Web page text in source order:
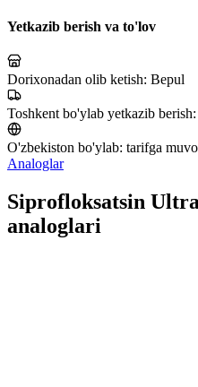
Yetkazib berish va to'lov
Dorixonadan olib ketish: Bepul
Toshkent bo'ylab yetkazib berish:
O'zbekiston bo'ylab: tarifga
Analoglar
Siprofloksatsin
analoglari